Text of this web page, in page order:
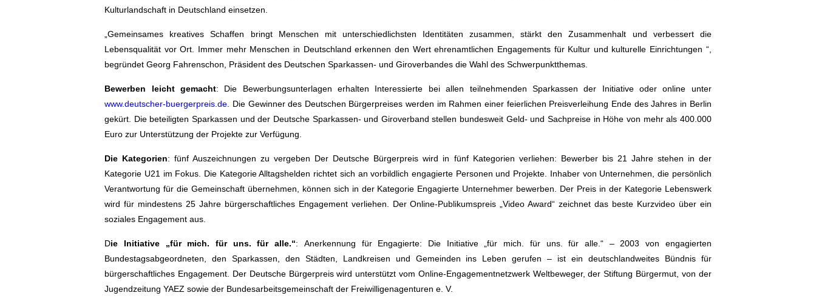
Kulturlandschaft in Deutschland einsetzen.
„Gemeinsames kreatives Schaffen bringt Menschen mit unterschiedlichsten Identitäten zusammen, stärkt den Zusammenhalt und verbessert die
Lebensqualität vor Ort. Immer mehr Menschen in Deutschland erkennen den Wert ehrenamtlichen Engagements für Kultur und kulturelle Einrichtungen “,
begründet Georg Fahrenschon, Präsident des Deutschen Sparkassen- und Giroverbandes die Wahl des Schwerpunktthemas.
Bewerben leicht gemacht: Die Bewerbungsunterlagen erhalten Interessierte bei allen teilnehmenden Sparkassen der Initiative oder online unter
www.deutscher-buergerpreis.de . Die Gewinner des Deutschen Bürgerpreises werden im Rahmen einer feierlichen Preisverleihung Ende des Jahres in Berlin
gekürt. Die beteiligten Sparkassen und der Deutsche Sparkassen- und Giroverband stellen bundesweit Geld- und Sachpreise in Höhe von mehr als 400.000
Euro zur Unterstützung der Projekte zur Verfügung.
Die Kategorien: fünf Auszeichnungen zu vergeben Der Deutsche Bürgerpreis wird in fünf Kategorien verliehen: Bewerber bis 21 Jahre stehen in der
Kategorie U21 im Fokus. Die Kategorie Alltagshelden richtet sich an vorbildlich engagierte Personen und Projekte. Inhaber von Unternehmen, die persönlich
Verantwortung für die Gemeinschaft übernehmen, können sich in der Kategorie Engagierte Unternehmer bewerben. Der Preis in der Kategorie Lebenswerk
wird für mindestens 25 Jahre bürgerschaftliches Engagement verliehen. Der Online-Publikumspreis „Video Award“ zeichnet das beste Kurzvideo über ein
soziales Engagement aus.
Die Initiative „für mich. für uns. für alle.“: Anerkennung für Engagierte: Die Initiative „für mich. für uns. für alle.“ – 2003 von engagierten
Bundestagsabgeordneten, den Sparkassen, den Städten, Landkreisen und Gemeinden ins Leben gerufen – ist ein deutschlandweites Bündnis für
bürgerschaftliches Engagement. Der Deutsche Bürgerpreis wird unterstützt vom Online-Engagementnetzwerk Weltbeweger, der Stiftung Bürgermut, von der
Jugendzeitung YAEZ sowie der Bundesarbeitsgemeinschaft der Freiwilligenagenturen e. V.